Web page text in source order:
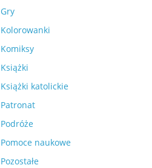
Gry
Kolorowanki
Komiksy
Książki
Książki katolickie
Patronat
Podróże
Pomoce naukowe
Pozostałe